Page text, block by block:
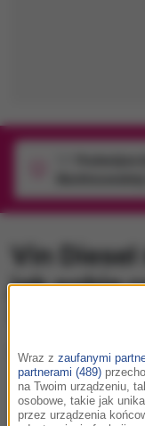
Vin Diesel
jak sobie
Seleną
poniedziałek, 20
Wraz z zaufanymi
partnerami (489)
na Twoim urządzeniu,
osobowe, takie jak
przez urządzenia